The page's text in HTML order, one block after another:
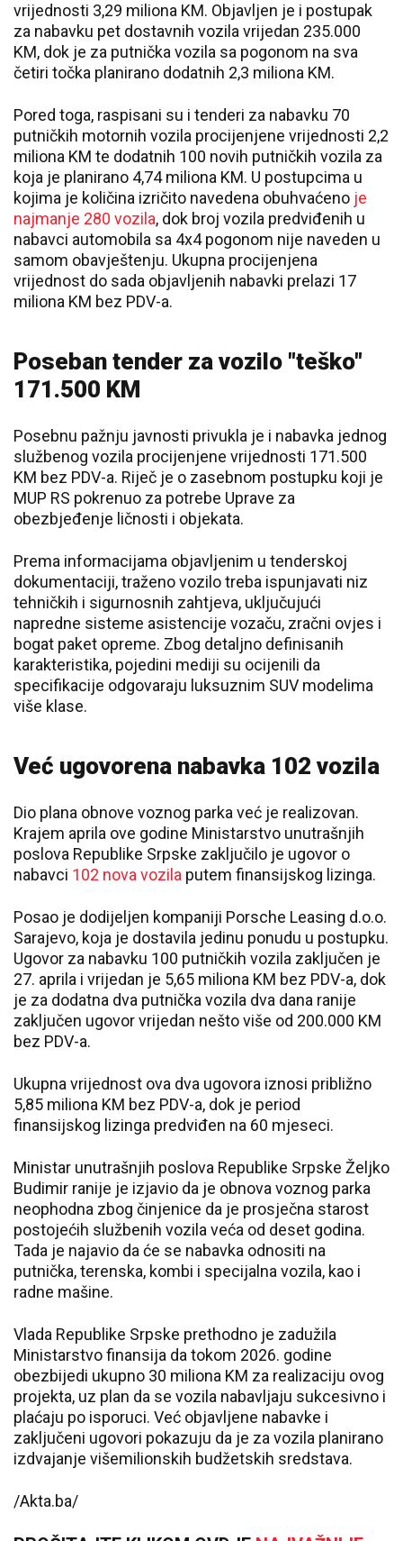
vrijednosti 3,29 miliona KM. Objavljen je i postupak
za nabavku pet dostavnih vozila vrijedan 235.000
KM, dok je za putnička vozila sa pogonom na sva
četiri točka planirano dodatnih 2,3 miliona KM.
Pored toga, raspisani su i tenderi za nabavku 70
putničkih motornih vozila procijenjene vrijednosti 2,2
miliona KM te dodatnih 100 novih putničkih vozila za
koja je planirano 4,74 miliona KM. U postupcima u
kojima je količina izričito navedena obuhvaćeno je
najmanje 280 vozila, dok broj vozila predviđenih u
nabavci automobila sa 4x4 pogonom nije naveden u
samom obavještenju. Ukupna procijenjena
vrijednost do sada objavljenih nabavki prelazi 17
miliona KM bez PDV-a.
Poseban tender za vozilo "teško"
171.500 KM
Posebnu pažnju javnosti privukla je i nabavka jednog
službenog vozila procijenjene vrijednosti 171.500
KM bez PDV-a. Riječ je o zasebnom postupku koji je
MUP RS pokrenuo za potrebe Uprave za
obezbjeđenje ličnosti i objekata.
Prema informacijama objavljenim u tenderskoj
dokumentaciji, traženo vozilo treba ispunjavati niz
tehničkih i sigurnosnih zahtjeva, uključujući
napredne sisteme asistencije vozaču, zračni ovjes i
bogat paket opreme. Zbog detaljno definisanih
karakteristika, pojedini mediji su ocijenili da
specifikacije odgovaraju luksuznim SUV modelima
više klase.
Već ugovorena nabavka 102 vozila
Dio plana obnove voznog parka već je realizovan.
Krajem aprila ove godine Ministarstvo unutrašnjih
poslova Republike Srpske zaključilo je ugovor o
nabavci 102 nova vozila putem finansijskog lizinga.
Posao je dodijeljen kompaniji Porsche Leasing d.o.o.
Sarajevo, koja je dostavila jedinu ponudu u postupku.
Ugovor za nabavku 100 putničkih vozila zaključen je
27. aprila i vrijedan je 5,65 miliona KM bez PDV-a, dok
je za dodatna dva putnička vozila dva dana ranije
zaključen ugovor vrijedan nešto više od 200.000 KM
bez PDV-a.
Ukupna vrijednost ova dva ugovora iznosi približno
5,85 miliona KM bez PDV-a, dok je period
finansijskog lizinga predviđen na 60 mjeseci.
Ministar unutrašnjih poslova Republike Srpske Željko
Budimir ranije je izjavio da je obnova voznog parka
neophodna zbog činjenice da je prosječna starost
postojećih službenih vozila veća od deset godina.
Tada je najavio da će se nabavka odnositi na
putnička, terenska, kombi i specijalna vozila, kao i
radne mašine.
Vlada Republike Srpske prethodno je zadužila
Ministarstvo finansija da tokom 2026. godine
obezbijedi ukupno 30 miliona KM za realizaciju ovog
projekta, uz plan da se vozila nabavljaju sukcesivno i
plaćaju po isporuci. Već objavljene nabavke i
zaključeni ugovori pokazuju da je za vozila planirano
izdvajanje višemilionskih budžetskih sredstava.
/Akta.ba/